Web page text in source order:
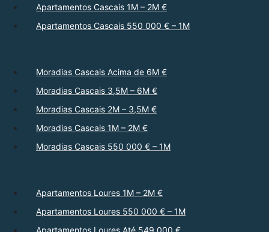
Apartamentos Cascais 1M – 2M €
Apartamentos Cascais 550 000 € – 1M
Moradias Cascais Acima de 6M €
Moradias Cascais 3,5M – 6M €
Moradias Cascais 2M – 3,5M €
Moradias Cascais 1M – 2M €
Moradias Cascais 550 000 € – 1M
Apartamentos Loures 1M – 2M €
Apartamentos Loures 550 000 € – 1M
Apartamentos Loures Até 549 000 €